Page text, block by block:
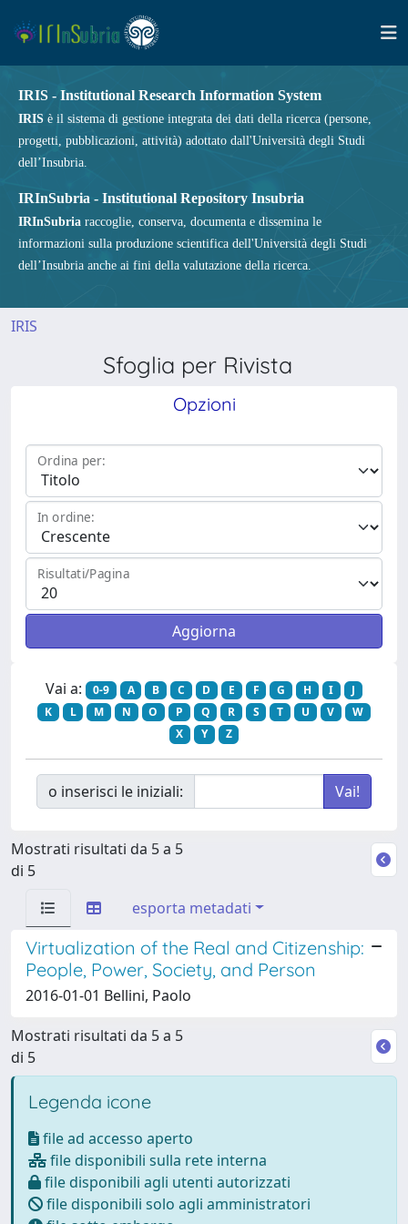
IRIS - Institutional Research Information System
IRIS è il sistema di gestione integrata dei dati della ricerca (persone,
progetti, pubblicazioni, attività) adottato dall'Università degli Studi
dell’Insubria.
IRInSubria - Institutional Repository Insubria
IRInSubria raccoglie, conserva, documenta e dissemina le
informazioni sulla produzione scientifica dell'Università degli Studi
dell’Insubria anche ai fini della valutazione della ricerca.
IRIS
Sfoglia per Rivista
Opzioni
Ordina per:
In ordine:
Risultati/Pagina
Vai a: 0-9 A B C D E F G H I
J
K
L M N O P Q R S T U V
W
X
Y Z
o inserisci le iniziali:
Mostrati risultati da 5 a 5
di 5
esporta metadati
Virtualization of the Real and Citizenship:
People, Power, Society, and Person
2016-01-01 Bellini, Paolo
Mostrati risultati da 5 a 5
di 5
Legenda icone
file ad accesso aperto
file disponibili sulla rete interna
file disponibili agli utenti autorizzati
file disponibili solo agli amministratori